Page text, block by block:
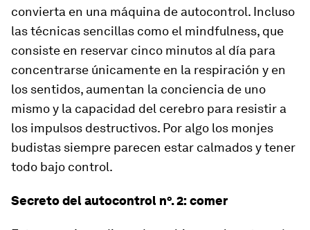
convierta en una máquina de autocontrol. Incluso
las técnicas sencillas como el mindfulness, que
consiste en reservar cinco minutos al día para
concentrarse únicamente en la respiración y en
los sentidos, aumentan la conciencia de uno
mismo y la capacidad del cerebro para resistir a
los impulsos destructivos. Por algo los monjes
budistas siempre parecen estar calmados y tener
todo bajo control.
Secreto del autocontrol nº. 2: comer